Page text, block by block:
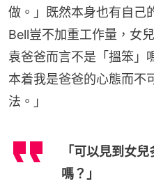
做。」既然本身也有自己
Bell豈不加重工作量，女
袁爸爸而言不是「搵笨」
本着我是爸爸的心態而不
法。」
「可以見到女
嗎？」